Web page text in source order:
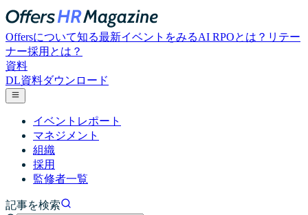
Offersについて知る最新イベントをみるAI RPOとは？ リテー
ナー採用とは？
資料
DL資料ダウンロード
イベントレポート
マネジメント
組織
採用
監修者一覧
記事を検索